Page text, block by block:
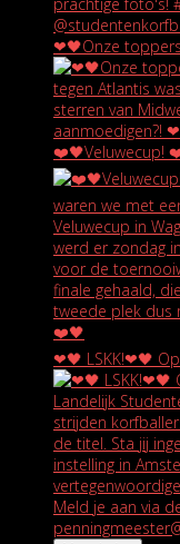
❤🖤Onze
❤️🖤Veluwecup!
❤🖤 LSKK!❤🖤